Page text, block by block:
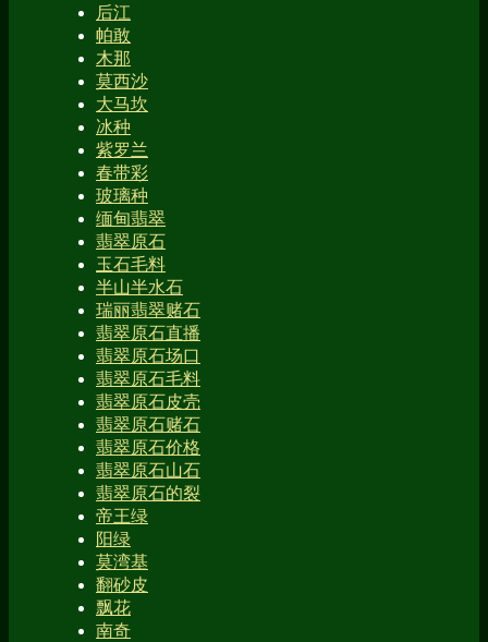
后江
帕敢
木那
莫西沙
大马坎
冰种
紫罗兰
春带彩
玻璃种
缅甸翡翠
翡翠原石
玉石毛料
半山半水石
瑞丽翡翠赌石
翡翠原石直播
翡翠原石场口
翡翠原石毛料
翡翠原石皮壳
翡翠原石赌石
翡翠原石价格
翡翠原石山石
翡翠原石的裂
帝王绿
阳绿
莫湾基
翻砂皮
飘花
南奇